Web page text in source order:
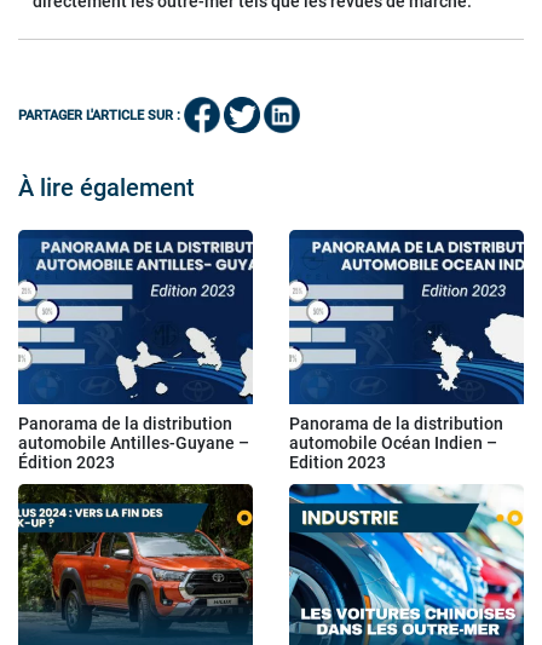
PARTAGER L'ARTICLE SUR :
À lire également
Panorama de la distribution
automobile Antilles-Guyane –
Édition 2023
Panorama de la distribution
automobile Océan Indien –
Edition 2023